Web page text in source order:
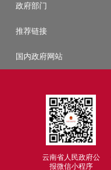
政府部门
推荐链接
国内政府网站
云南省人民政府公
报微信小程序